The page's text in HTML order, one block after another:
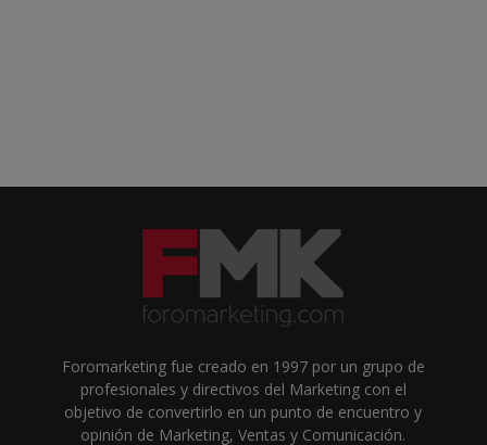
Foromarketing fue creado en 1997 por un grupo de
profesionales y directivos del Marketing con el
objetivo de convertirlo en un punto de encuentro y
opinión de Marketing, Ventas y Comunicación.